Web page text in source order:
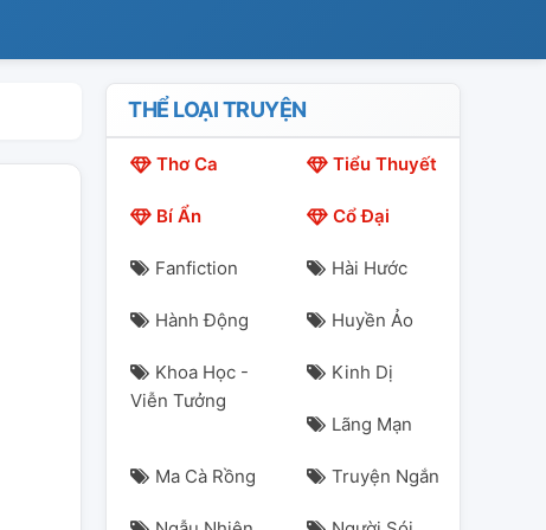
THỂ LOẠI TRUYỆN
Thơ Ca Tiểu Thuyết
Bí Ẩn Cổ Đại
Fanfiction Hài Hước
Hành Động Huyền Ảo
Khoa Học -
Viễn Tưởng
Kinh Dị
Lãng Mạn
Ma Cà Rồng Truyện Ngắn